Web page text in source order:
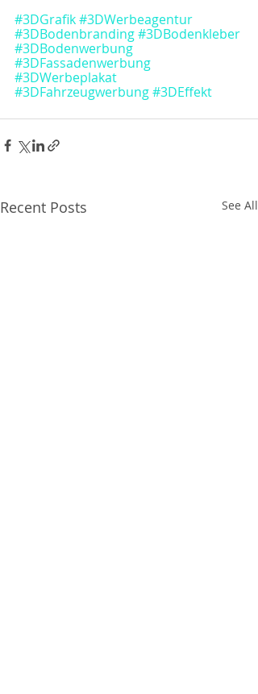
#3DGrafik#3DWerbeagentur
#3DBodenbranding#3DBodenkleber
#3DBodenwerbung
#3DFassadenwerbung
#3DWerbeplakat
#3DFahrzeugwerbung#3DEffekt
Recent Posts See All